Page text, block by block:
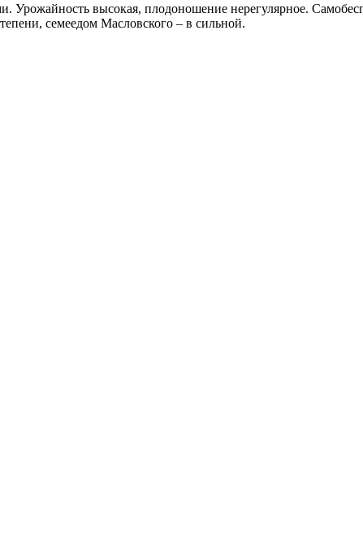
Урожайность высокая, плодоношение нерегулярное.
семеедом Масловского – в сильной.